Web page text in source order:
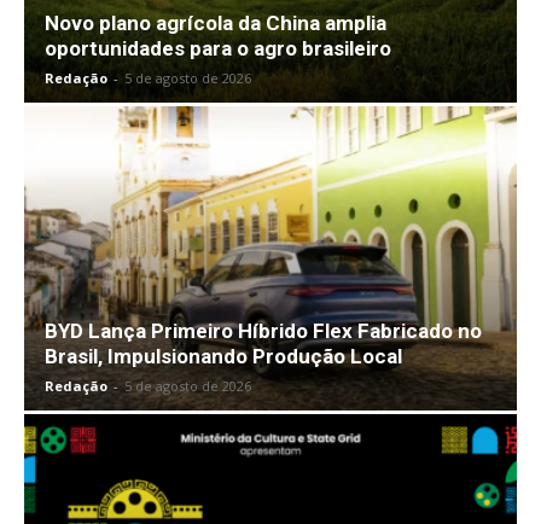
Novo plano agrícola da China amplia
oportunidades para o agro brasileiro
Redação - 5 de agosto de 2026
BYD Lança Primeiro Híbrido Flex Fabricado no
Brasil, Impulsionando Produção Local
Redação - 5 de agosto de 2026